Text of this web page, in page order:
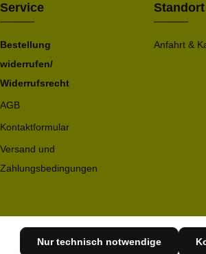
Service
Bestellung
widerrufen/
Widerrufsrecht
AGB
Kontaktformular
Versand und
Zahlungsbedingungen
Standort
Anfahrt &
Nur technisch notwendige